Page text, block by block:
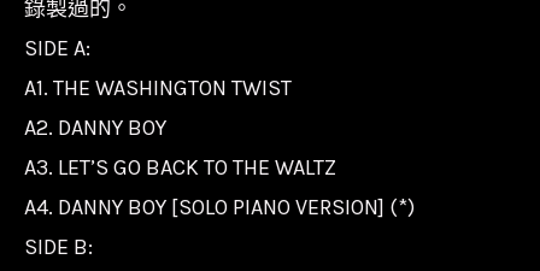
錄製過的。
SIDE A:
A1. THE WASHINGTON TWIST
A2. DANNY BOY
A3. LET’S GO BACK TO THE WALTZ
A4. DANNY BOY [SOLO PIANO VERSION] (*)
SIDE B: